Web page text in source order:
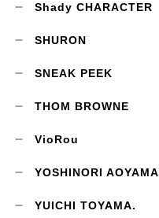
Shady CHARACTER
SHURON
SNEAK PEEK
THOM BROWNE
VioRou
YOSHINORI AOYAMA
YUICHI TOYAMA.